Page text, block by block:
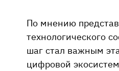
По мнению
технологического
шаг стал важным
цифровой